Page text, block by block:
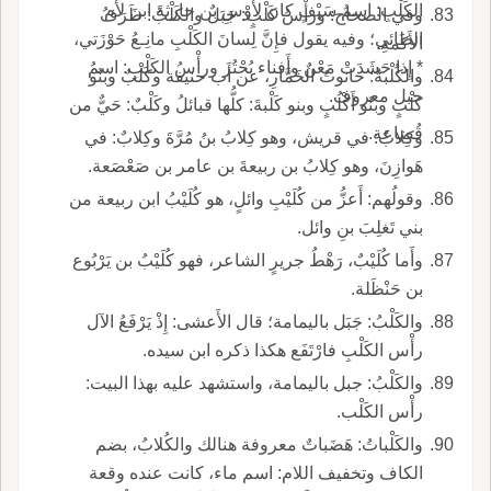
الكَلْبِ: اسمُ سَيْفٍ كان لأَوْسِ بن حارثةَ ابنَ لأْم
الطائي؛ وفيه يقول فإِنَّ لِسانَ الكَلْبِ مانِـعُ حَوْزَتي،
* إِذا حَشَدَتْ مَعْنٌ وأَفناء بُحْتُر ورأْسُ الكَلْبِ: اسمُ
جبل معروف.
وفي الصحاح: ورأْسُ كَلْبٍ: جَبَلٌ والكَلْبُ: طَرَفُ
الأَكَمةِ.
والكُلْبةُ: حانوتُ الخَمَّارِ، عن أَب حنيفة وكَلْبٌ وبنُو
كَلْبٍ وبنُو أَكْلُبٍ وبنو كَلْبةَ: كلُّها قبائلُ وكَلْبٌ: حَيٌّ من
قُضاعة.
وكِلابٌ: في قريش، وهو كِلابُ بنُ مُرَّةَ وكِلابٌ: في
هَوازِنَ، وهو كِلابُ بن ربيعةَ بن عامر بن صَعْصَعة.
وقولُهم: أَعزُّ من كُلَيْبِ وائلٍ، هو كُلَيْبُ ابن ربيعة من
بني تَغلِبَ بنِ وائل.
وأَما كُلَيْبٌ، رَهْطُ جريرٍ الشاعر، فهو كُلَيْبُ بن يَرْبُوع
بن حَنْظَلة.
والكَلْبُ: جَبَل باليمامة؛ قال الأَعشى: إِذْ يَرْفَعُ الآل
رأْس الكَلْبِ فارْتَفَع هكذا ذكره ابن سيده.
والكَلْبُ: جبل باليمامة، واستشهد عليه بهذا البيت:
رأْس الكَلْب.
والكَلْباتُ: هَضَباتٌ معروفة هنالك والكُلابُ، بضم
الكاف وتخفيف اللام: اسم ماء، كانت عنده وقعة